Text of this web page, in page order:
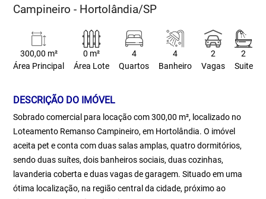
Campineiro - Hortolândia/SP
300,00 m²
Área Principal
0 m²
Área Lote
4
Quartos
4
Banheiro
2
Vagas
2
Suite
DESCRIÇÃO DO IMÓVEL
Sobrado comercial para locação com 300,00 m², localizado no
Loteamento Remanso Campineiro, em Hortolândia. O imóvel
aceita pet e conta com duas salas amplas, quatro dormitórios,
sendo duas suítes, dois banheiros sociais, duas cozinhas,
lavanderia coberta e duas vagas de garagem. Situado em uma
ótima localização, na região central da cidade, próximo ao